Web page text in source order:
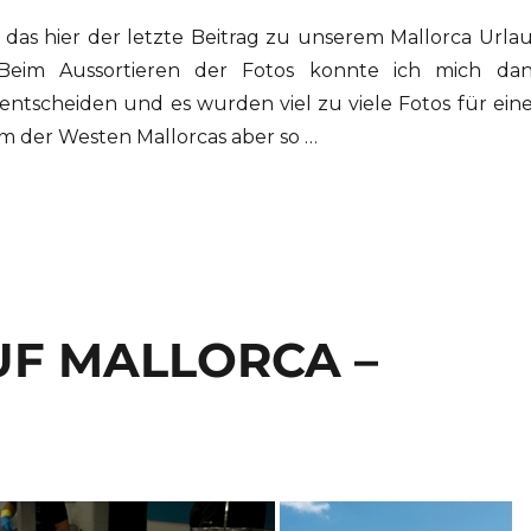
hier der letzte Beitrag zu unserem Mallorca
Aussortieren der Fotos konnte ich mich
und es wurden viel zu viele Fotos für
der Westen Mallorcas aber so …
MALLORCA –